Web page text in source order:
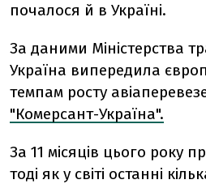
почалося й в Україні.
За даними Міністерства
Україна випередила
темпам росту
"Комерсант-Україна".
За 11 місяців цього року
тоді як у світі останні